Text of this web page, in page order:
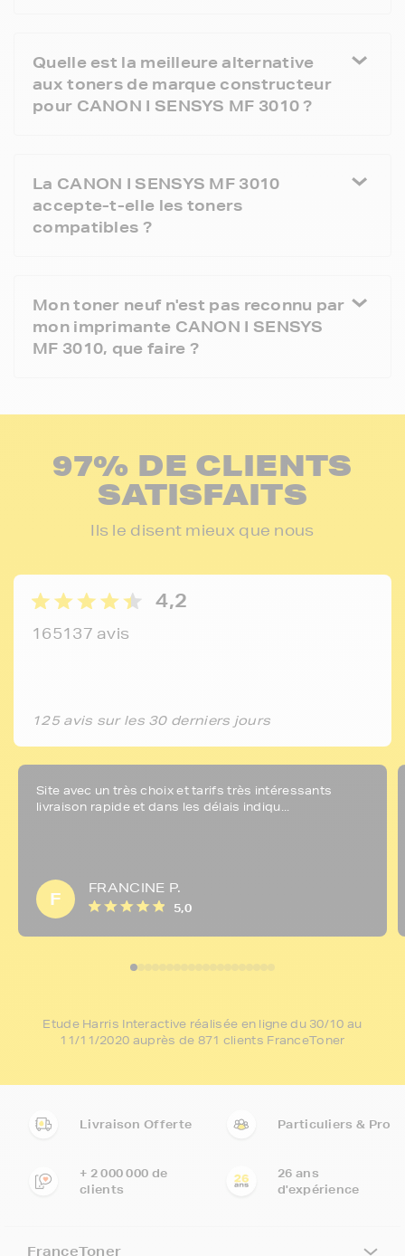
Quelle est la meilleure alternative
aux toners de marque constructeur
pour CANON I SENSYS MF 3010 ?
La CANON I SENSYS MF 3010
accepte-t-elle les toners
compatibles ?
Mon toner neuf n'est pas reconnu par
mon imprimante CANON I SENSYS
MF 3010, que faire ?
97% DE CLIENTS
SATISFAITS
Ils le disent mieux que nous
4,2
165137 avis
125 avis sur les 30 derniers jours
Site avec un très choix et tarifs très intéressants
livraison rapide et dans les délais indiqu...
F
FRANCINE P.
5,0
Etude Harris Interactive réalisée en ligne du 30/10 au
11/11/2020 auprès de 871 clients FranceToner
Livraison Offerte Particuliers & Pro
+ 2 000 000 de
clients
26 ans
d'expérience
FranceToner